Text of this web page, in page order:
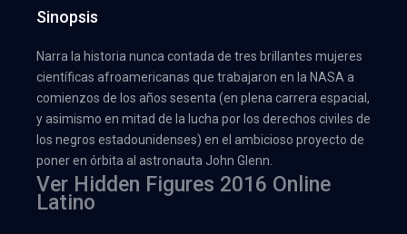
Sinopsis
Narra la historia nunca contada de tres brillantes mujeres
científicas afroamericanas que trabajaron en la NASA a
comienzos de los años sesenta (en plena carrera espacial,
y asimismo en mitad de la lucha por los derechos civiles de
los negros estadounidenses) en el ambicioso proyecto de
poner en órbita al astronauta John Glenn.
Ver Hidden Figures 2016 Online
Latino